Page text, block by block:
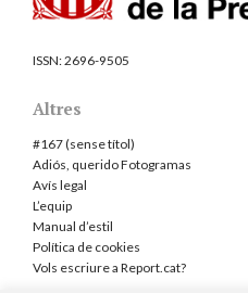
ISSN:2696-9505
Altres
#167 (sense títol)
Adiós, querido Fotogramas
Avís legal
L’equip
Manual d’estil
Política de cookies
Vols escriure a Report.cat?